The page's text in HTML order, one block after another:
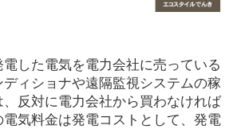
した電気を電力会社に売っている
ィショナや遠隔監視システムの稼
反対に電力会社から買わなければ
気料金は発電コストとして、発電